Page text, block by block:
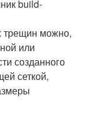
build-
трещин можно,
или
созданного
сеткой,